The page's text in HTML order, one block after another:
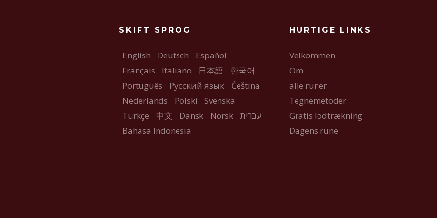
SKIFT SPROG
English Deutsch
Español
Français
Italiano 日本語
한국어
Português
Русский язык
Čeština
Nederlands
Polski
Svenska
Türkçe
中文 Dansk Norsk
עברית
Bahasa Indonesia
HURTIGE LINKS
Velkommen
Om
alle runer
Tegnemetoder
Gratis lodtrækning
Dagens rune